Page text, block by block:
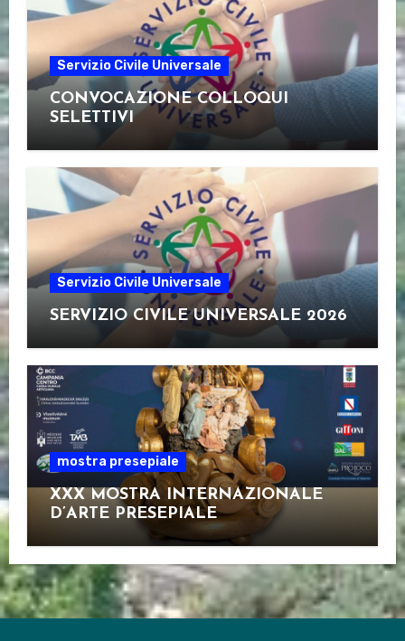
Servizio Civile Universale
CONVOCAZIONE COLLOQUI
SELETTIVI
Servizio Civile Universale
SERVIZIO CIVILE UNIVERSALE 2026
mostra presepiale
XXX MOSTRA INTERNAZIONALE
D’ARTE PRESEPIALE